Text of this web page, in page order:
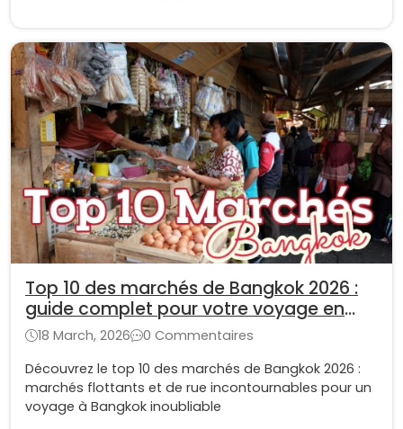
Top 10 des marchés de Bangkok 2026 :
guide complet pour votre voyage en
Thaïlande
18 March, 2026
0 Commentaires
Découvrez le top 10 des marchés de Bangkok 2026 :
marchés flottants et de rue incontournables pour un
voyage à Bangkok inoubliable